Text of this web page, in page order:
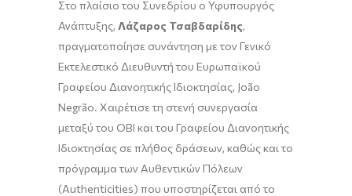
Στο πλαίσιο του Συνεδρίου ο Υφυπουργός
Ανάπτυξης, Λάζαρος Τσαβδαρίδης,
πραγματοποίησε συνάντηση με τον Γενικό
Εκτελεστικό Διευθυντή του Ευρωπαϊκού
Γραφείου Διανοητικής Ιδιοκτησίας, João
Negrão. Χαιρέτισε τη στενή συνεργασία
μεταξύ του ΟΒΙ και του Γραφείου Διανοητικής
Ιδιοκτησίας σε πλήθος δράσεων, καθώς και το
πρόγραμμα των Αυθεντικών Πόλεων
(Authenticities) που υποστηρίζεται από το